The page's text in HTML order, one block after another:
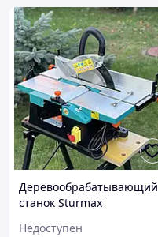
Деревообрабатывающий
станок Sturmax
Недоступен